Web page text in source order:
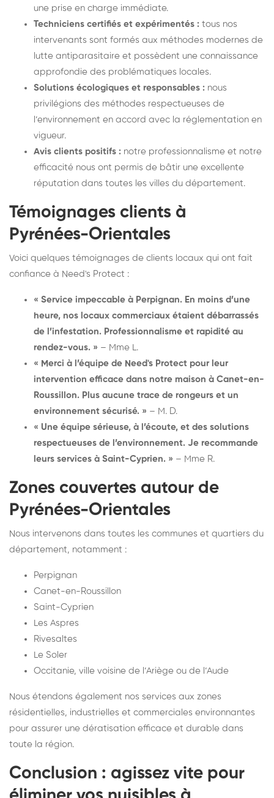
une prise en charge immédiate.
Techniciens certifiés et expérimentés : tous nos
intervenants sont formés aux méthodes modernes de
lutte antiparasitaire et possèdent une connaissance
approfondie des problématiques locales.
Solutions écologiques et responsables : nous
privilégions des méthodes respectueuses de
l’environnement en accord avec la réglementation en
vigueur.
Avis clients positifs : notre professionnalisme et notre
efficacité nous ont permis de bâtir une excellente
réputation dans toutes les villes du département.
Témoignages clients à
Pyrénées-Orientales
Voici quelques témoignages de clients locaux qui ont fait
confiance à Need's Protect :
« Service impeccable à Perpignan. En moins d’une
heure, nos locaux commerciaux étaient débarrassés
de l’infestation. Professionnalisme et rapidité au
rendez-vous. » – Mme L.
« Merci à l’équipe de Need's Protect pour leur
intervention efficace dans notre maison à Canet-en-
Roussillon. Plus aucune trace de rongeurs et un
environnement sécurisé. » – M. D.
« Une équipe sérieuse, à l’écoute, et des solutions
respectueuses de l’environnement. Je recommande
leurs services à Saint-Cyprien. » – Mme R.
Zones couvertes autour de
Pyrénées-Orientales
Nous intervenons dans toutes les communes et quartiers du
département, notamment :
Perpignan
Canet-en-Roussillon
Saint-Cyprien
Les Aspres
Rivesaltes
Le Soler
Occitanie, ville voisine de l’Ariège ou de l’Aude
Nous étendons également nos services aux zones
résidentielles, industrielles et commerciales environnantes
pour assurer une dératisation efficace et durable dans
toute la région.
Conclusion : agissez vite pour